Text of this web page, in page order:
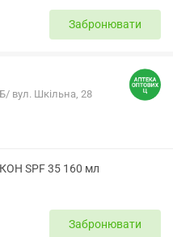
Забронювати
вул. Шкільна, 28
SPF 35 160 мл
Забронювати